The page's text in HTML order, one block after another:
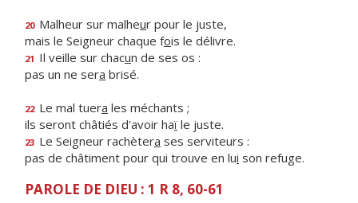
20 Malheur sur malheur pour le juste,
mais le Seigneur chaque fois le délivre.
21 Il veille sur chacun de ses os :
pas un ne sera brisé.
22 Le mal tuera les méchants ;
ils seront châtiés d'avoir haï le juste.
23 Le Seigneur rachètera ses serviteurs :
pas de châtiment pour qui trouve en lui son refuge.
PAROLE DE DIEU : 1 R 8, 60-61